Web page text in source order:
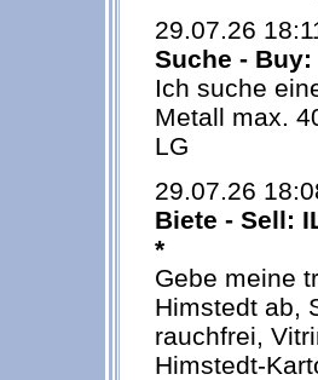
29.07.26
Suche -
Ich suche
Metall max.
LG
29.07.26
Biete - Sell:
*
Gebe meine
Himstedt ab,
rauchfrei,
Himstedt-